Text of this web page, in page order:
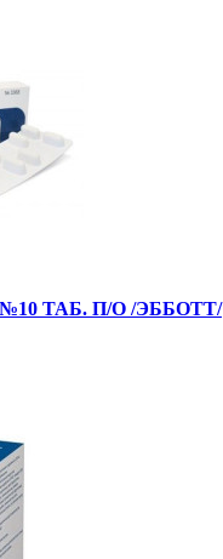
ТАБ. П/О /ЭББОТТ/